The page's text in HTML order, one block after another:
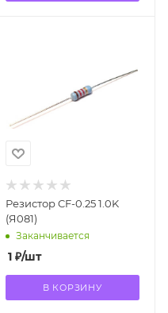
Резистор CF-0.25 1.0K
(Я081)
Заканчивается
1₽/шт
В КОРЗИНУ